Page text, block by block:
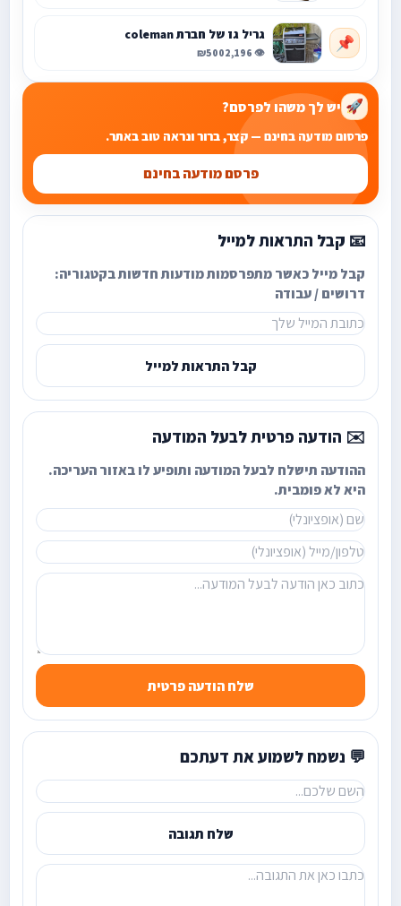
📌 גריל גז של חברת coleman
👁️ 2,196
₪500
🚀 יש לך משהו לפרסם?
פרסום מודעה בחינם — קצר, ברור ונראה טוב באתר.
פרסם מודעה בחינם
📧 קבל התראות למייל
קבל מייל כאשר מתפרסמות מודעות חדשות בקטגוריה:
דרושים / עבודה
קבל התראות למייל
✉️ הודעה פרטית לבעל המודעה
ההודעה תישלח לבעל המודעה ותופיע לו באזור העריכה.
היא לא פומבית.
שלח הודעה פרטית
💬 נשמח לשמוע את דעתכם
שלח תגובה